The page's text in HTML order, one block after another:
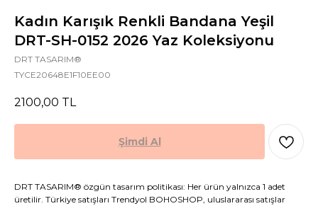
Kadın Karışık Renkli Bandana Yeşil
DRT-SH-0152 2026 Yaz Koleksiyonu
DRT TASARIM®
TYCE20648E1F10EE00
2100,00 TL
Şimdi Al
DRT TASARIM® özgün tasarım politikası: Her ürün yalnızca 1 adet
üretilir. Türkiye satışları Trendyol BOHOSHOP, uluslararası satışlar